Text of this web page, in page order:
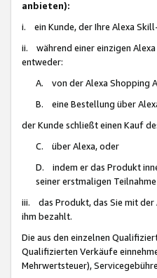
anbieten):
i. ein Kunde, der Ihre Alexa
ii. während einer einzigen
entweder:
A. von der Alexa Shopping
B. eine Bestellung über
der Kunde schließt einen Kauf
C. über Alexa, oder
D. indem er das Produkt
seiner erstmaligen
iii. das Produkt, das Sie mit der
ihm bezahlt.
Die aus den einzelnen
Qualifizierten Verkäufe
Mehrwertsteuer),